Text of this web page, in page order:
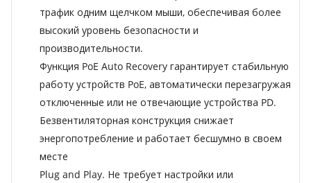
трафик одним щелчком мыши, обеспечивая более
высокий уровень безопасности и
производительности.
Функция PoE Auto Recovery гарантирует стабильную
работу устройств PoE, автоматически перезагружая
отключенные или не отвечающие устройства PD.
Безвентиляторная конструкция снижает
энергопотребление и работает бесшумно в своем
месте
Plug and Play. Не требует настройки или